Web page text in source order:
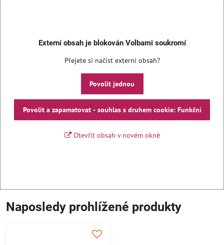
Externí obsah je blokován Volbami soukromí
Přejete si načíst externí obsah?
Povolit jednou
Povolit a zapamatovat - souhlas s druhem cookie: Funkční
Otevřít obsah v novém okně
Naposledy prohlížené produkty